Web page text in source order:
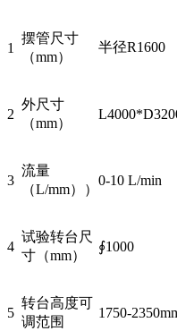
1
摆管尺寸
（mm）
半径R1600
2
外尺寸
（mm）
3
流量
（L/mm））
0-10 L/min
4
试验转台尺
寸（mm）
∮1000
5
转台高度可
调范围
1750-